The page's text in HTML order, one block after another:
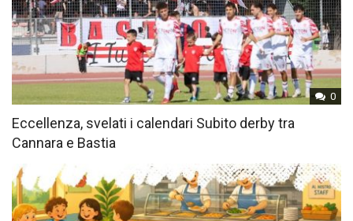
0
Eccellenza, svelati i calendari Subito derby tra
Cannara e Bastia